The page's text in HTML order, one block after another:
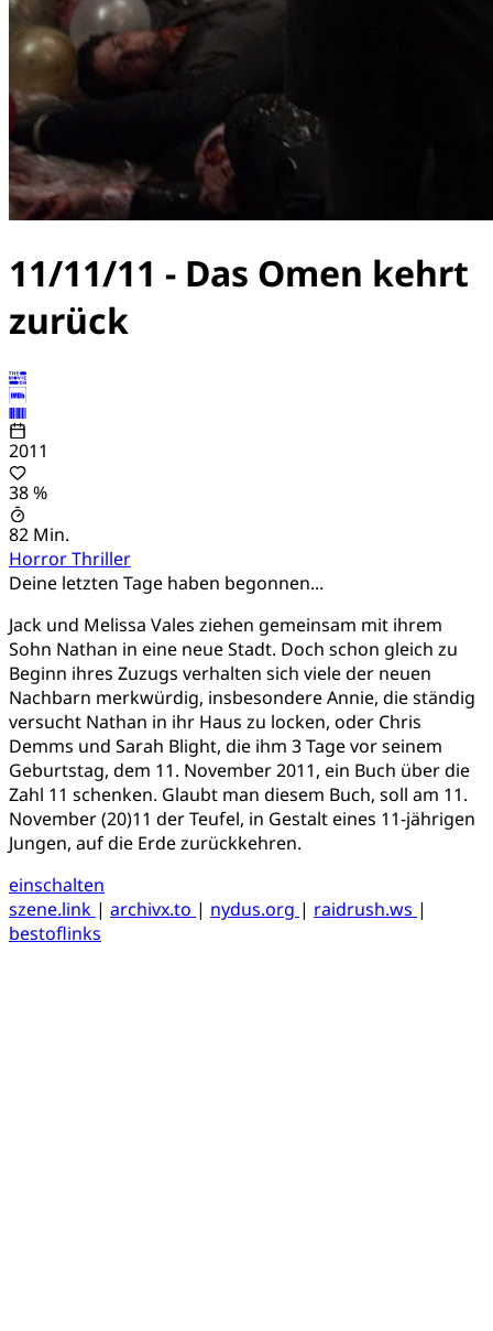
11/11/11 - Das Omen kehrt
zurück
2011
38 %
82 Min.
HorrorThriller
Deine letzten Tage haben begonnen...
Jack und Melissa Vales ziehen gemeinsam mit ihrem
Sohn Nathan in eine neue Stadt. Doch schon gleich zu
Beginn ihres Zuzugs verhalten sich viele der neuen
Nachbarn merkwürdig, insbesondere Annie, die ständig
versucht Nathan in ihr Haus zu locken, oder Chris
Demms und Sarah Blight, die ihm 3 Tage vor seinem
Geburtstag, dem 11. November 2011, ein Buch über die
Zahl 11 schenken. Glaubt man diesem Buch, soll am 11.
November (20)11 der Teufel, in Gestalt eines 11-jährigen
Jungen, auf die Erde zurückkehren.
einschalten
szene.link | archivx.to | nydus.org | raidrush.ws |
bestoflinks